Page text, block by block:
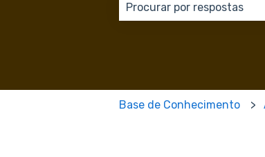
Base de Conhecimento